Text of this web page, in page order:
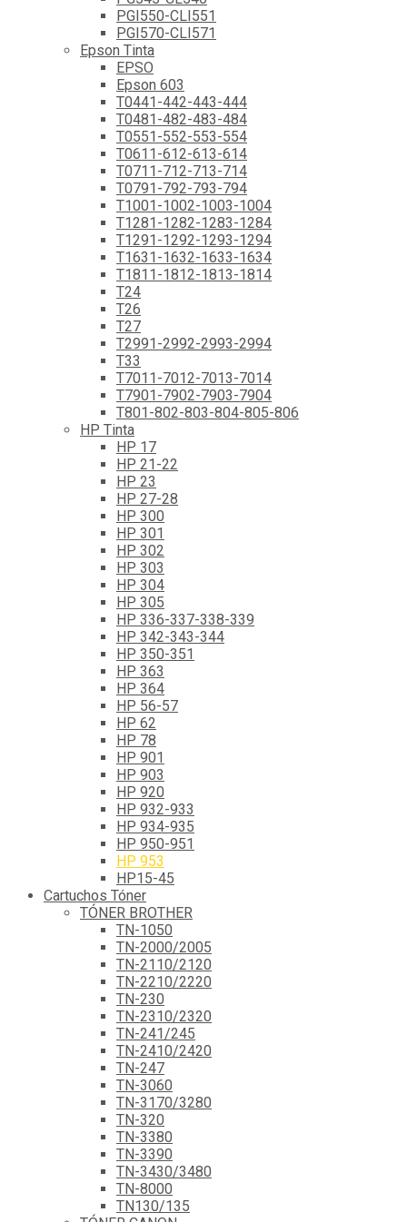
PGI550-CLI551
PGI570-CLI571
Epson Tinta
EPSO
Epson 603
T0441-442-443-444
T0481-482-483-484
T0551-552-553-554
T0611-612-613-614
T0711-712-713-714
T0791-792-793-794
T1001-1002-1003-1004
T1281-1282-1283-1284
T1291-1292-1293-1294
T1631-1632-1633-1634
T1811-1812-1813-1814
T24
T26
T27
T2991-2992-2993-2994
T33
T7011-7012-7013-7014
T7901-7902-7903-7904
T801-802-803-804-805-806
HP Tinta
HP 17
HP 21-22
HP 23
HP 27-28
HP 300
HP 301
HP 302
HP 303
HP 304
HP 305
HP 336-337-338-339
HP 342-343-344
HP 350-351
HP 363
HP 364
HP 56-57
HP 62
HP 78
HP 901
HP 903
HP 920
HP 932-933
HP 934-935
HP 950-951
HP 953
HP15-45
Cartuchos Tóner
TÓNER BROTHER
TN-1050
TN-2000/2005
TN-2110/2120
TN-2210/2220
TN-230
TN-2310/2320
TN-241/245
TN-2410/2420
TN-247
TN-3060
TN-3170/3280
TN-320
TN-3380
TN-3390
TN-3430/3480
TN-8000
TN130/135